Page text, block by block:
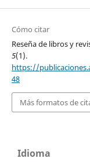
Cómo citar
Reseña de libros y
5(1).
https://
48
Más formatos de
Idioma